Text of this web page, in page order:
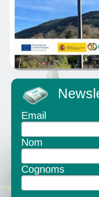
Email
Nom
Cognoms